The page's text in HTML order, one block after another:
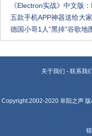
《Electron实战》中文版
五款手机APP神器送给大家
德国小哥1人“黑掉”谷歌地
关于我们 - 联系我
Copyright.2002-2020 阜阳之声版